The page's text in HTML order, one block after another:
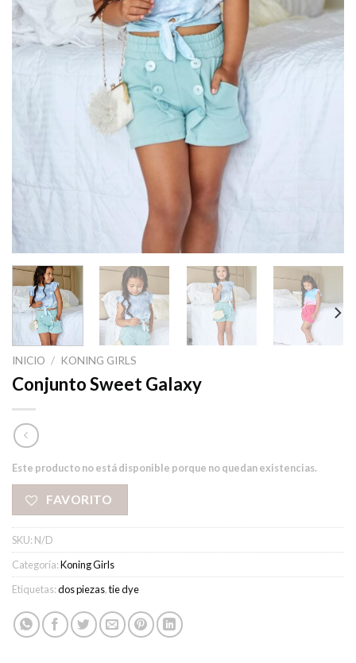
INICIO / KONING GIRLS
Conjunto Sweet Galaxy
Este producto no está disponible porque no quedan existencias.
FAVORITO
SKU: N/D
Categoría:Koning Girls
Etiquetas:dos piezas,tie dye